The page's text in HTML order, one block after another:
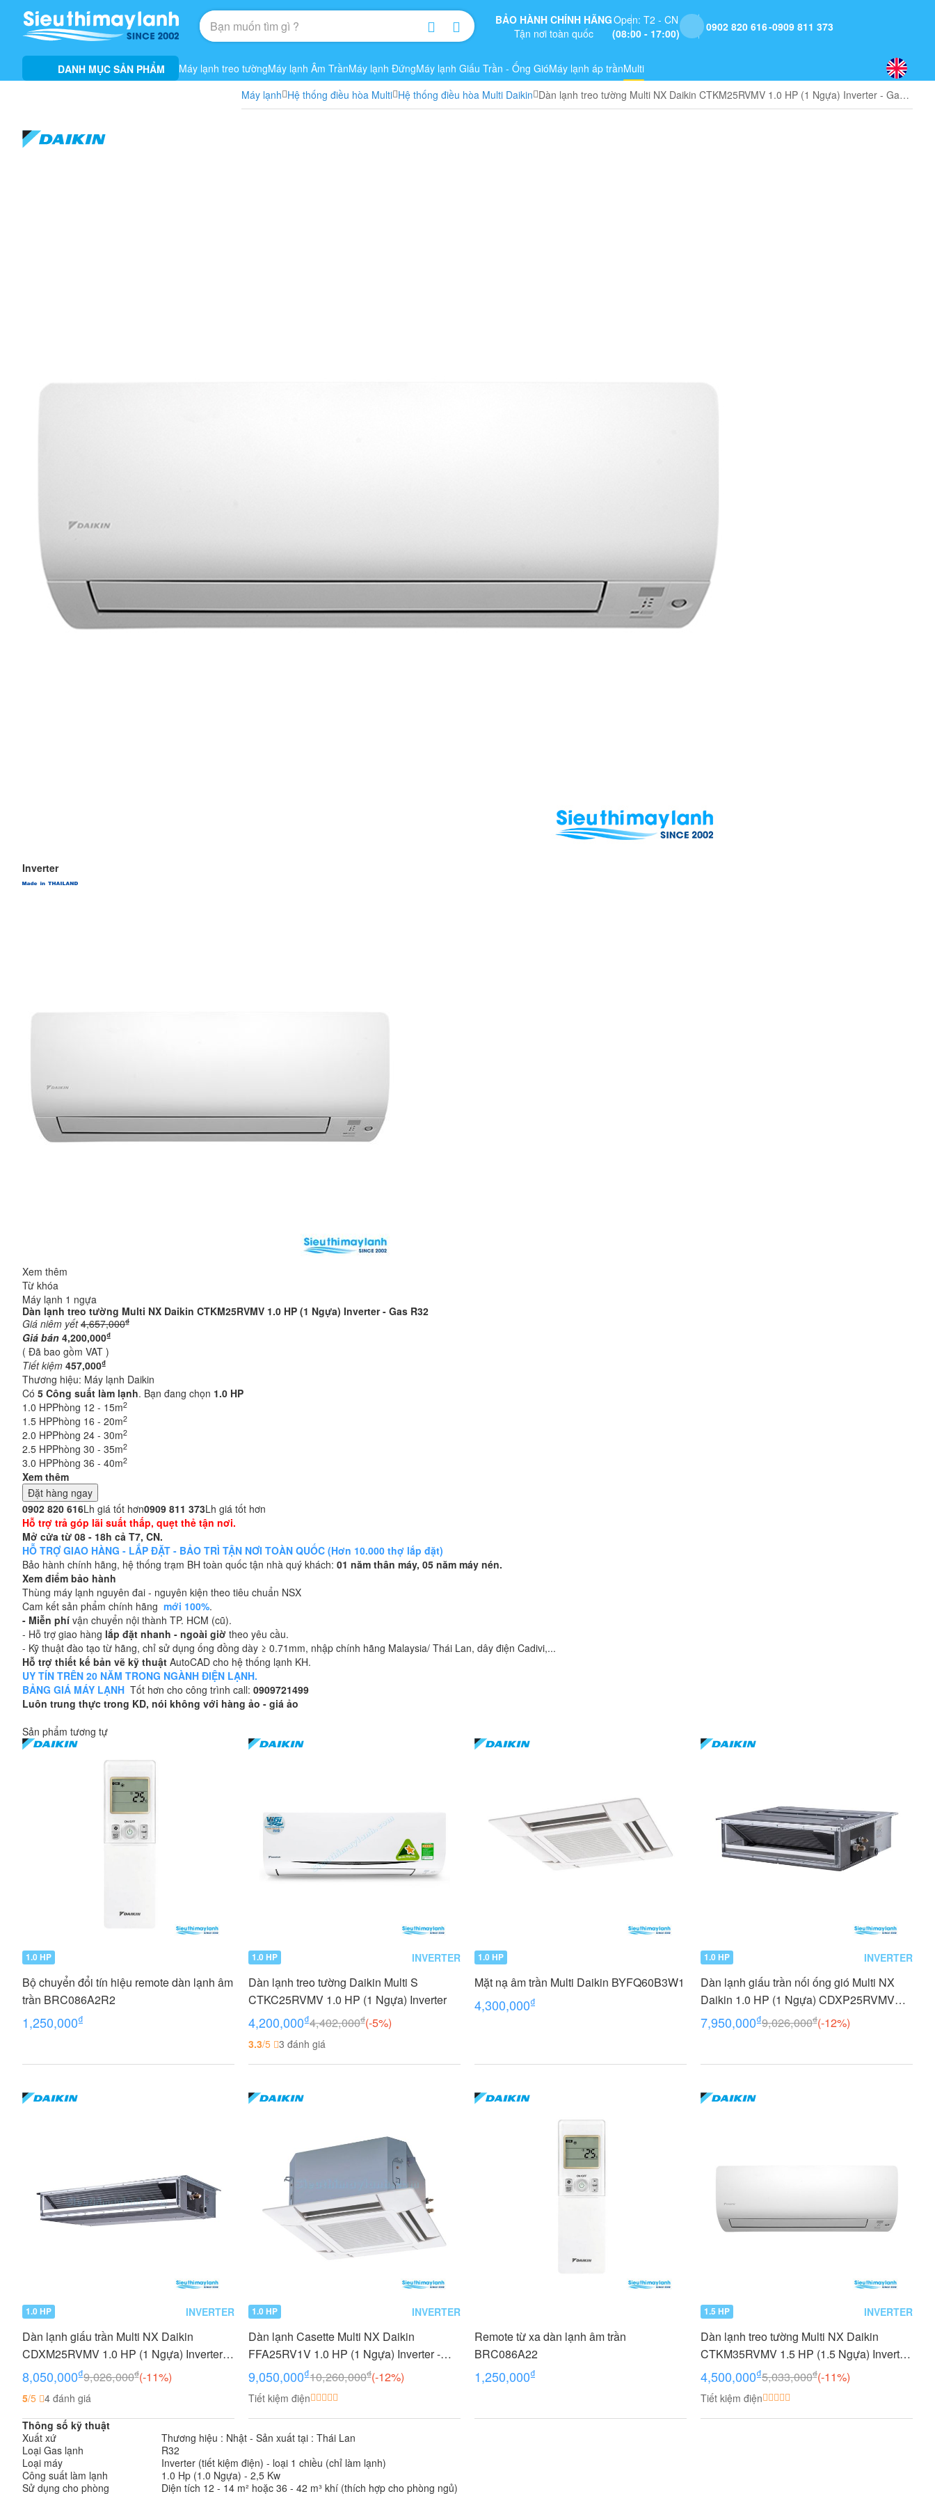
BẢO HÀNH CHÍNH HÃNG
Tận nơi toàn quốc
Open: T2 - CN
(08:00 - 17:00)
0902 820 616 0909 811 373
DANH MỤC SẢN PHẨM Máy lạnh treo tườngMáy lạnh Âm TrầnMáy lạnh ĐứngMáy lạnh Giấu Trần - Ống GióMáy lạnh áp trầnMulti
Máy lạnh Hệ thống điều hòa Multi Hệ thống điều hòa Multi Daikin Dàn lạnh treo tường Multi NX Daikin CTKM25RVMV 1.0 HP (1 Ngựa) Inverter - Gas R32
Inverter
Xem thêm
Từ khóa
Máy lạnh 1 ngựa
Dàn lạnh treo tường Multi NX Daikin CTKM25RVMV 1.0 HP (1 Ngựa) Inverter - Gas R32
Giá niêm yết 4,657,000₫
Giá bán 4,200,000₫
( Đã bao gồm VAT )
Tiết kiệm 457,000₫
Thương hiệu: Máy lạnh Daikin
Có 5 Công suất làm lạnh. Bạn đang chọn 1.0 HP
1.0 HPPhòng 12 - 15m2
1.5 HPPhòng 16 - 20m2
2.0 HPPhòng 24 - 30m2
2.5 HPPhòng 30 - 35m2
3.0 HPPhòng 36 - 40m2
Xem thêm
Đặt hàng ngay
0902 820 616Lh giá tốt hơn0909 811 373Lh giá tốt hơn
Hỗ trợ trả góp lãi suất thấp, quẹt thẻ tận nơi.
Mở cửa từ 08 - 18h cả T7, CN.
HỖ TRỢ GIAO HÀNG - LẮP ĐẶT - BẢO TRÌ TẬN NƠI TOÀN QUỐC (Hơn 10.000 thợ lắp đặt)
Bảo hành chính hãng, hệ thống trạm BH toàn quốc tận nhà quý khách: 01 năm thân máy, 05 năm máy nén.
Xem điểm bảo hành
Thùng máy lạnh nguyên đai - nguyên kiện theo tiêu chuẩn NSX
Cam kết sản phẩm chính hãng mới 100%.
- Miễn phí vận chuyển nội thành TP. HCM (cũ).
- Hỗ trợ giao hàng lắp đặt nhanh - ngoài giờ theo yêu cầu.
- Kỹ thuật đào tạo từ hãng, chỉ sử dụng ống đồng dày ≥ 0.71mm, nhập chính hãng Malaysia/ Thái Lan, dây điện Cadivi,...
Hỗ trợ thiết kế bản vẽ kỹ thuật AutoCAD cho hệ thống lạnh KH.
UY TÍN TRÊN 20 NĂM TRONG NGÀNH ĐIỆN LẠNH.
BẢNG GIÁ MÁY LẠNH Tốt hơn cho công trình call: 0909721499
Luôn trung thực trong KD, nói không với hàng ảo - giá ảo
Sản phẩm tương tự
1.0 HP
Bộ chuyển đổi tín hiệu remote dàn lạnh âm
trần BRC086A2R2
1,250,000₫
1.0 HP INVERTER
Dàn lạnh treo tường Daikin Multi S
CTKC25RVMV 1.0 HP (1 Ngựa) Inverter
4,200,000₫4,402,000₫(-5%)
3.3/5 3 đánh giá
1.0 HP
Mặt nạ âm trần Multi Daikin BYFQ60B3W1
4,300,000₫
1.0 HP INVERTER
Dàn lạnh giấu trần nối ống gió Multi NX
Daikin 1.0 HP (1 Ngựa) CDXP25RVMV
Inverter
7,950,000₫9,026,000₫(-12%)
1.0 HP INVERTER
Dàn lạnh giấu trần Multi NX Daikin
CDXM25RVMV 1.0 HP (1 Ngựa) Inverter -
Gas R32
8,050,000₫9,026,000₫(-11%)
5/5 4 đánh giá
1.0 HP INVERTER
Dàn lạnh Casette Multi NX Daikin
FFA25RV1V 1.0 HP (1 Ngựa) Inverter -
Gas R32
9,050,000₫10,260,000₫(-12%)
Tiết kiệm điện
Remote từ xa dàn lạnh âm trần
BRC086A22
1,250,000₫
1.5 HP INVERTER
Dàn lạnh treo tường Multi NX Daikin
CTKM35RVMV 1.5 HP (1.5 Ngựa) Inverter
- Gas R32
4,500,000₫5,033,000₫(-11%)
Tiết kiệm điện
Thông số kỹ thuật
Xuất xứ
Thương hiệu : Nhật - Sản xuất tại : Thái Lan
Loại Gas lạnh
R32
Loại máy
Inverter (tiết kiệm điện) - loại 1 chiều (chỉ làm lạnh)
Công suất làm lạnh
1.0 Hp (1.0 Ngựa) - 2,5 Kw
Sử dụng cho phòng
Diện tích 12 - 14 m² hoặc 36 - 42 m³ khí (thích hợp cho phòng ngủ)